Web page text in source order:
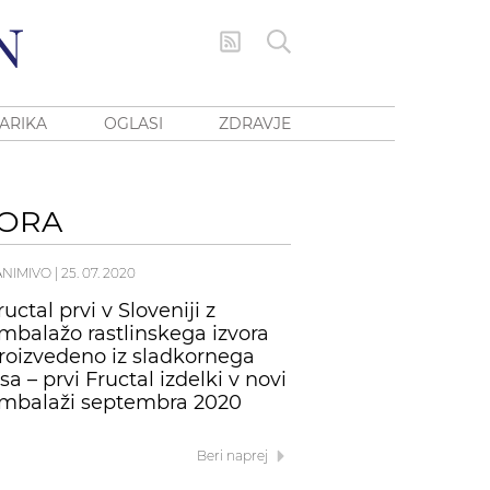
OGLASI ZDRAVJE
| 25. 07. 2020
prvi v Sloveniji z
rastlinskega izvora
iz sladkornega
– prvi Fructal izdelki v novi
septembra 2020
Beri naprej